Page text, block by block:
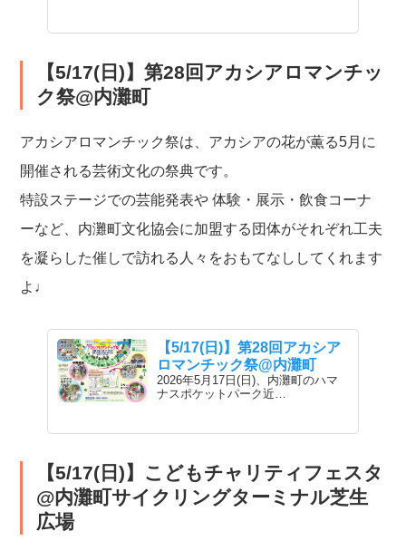
【5/17(日)】第28回アカシアロマンチッ
ク祭@内灘町
アカシアロマンチック祭は、アカシアの花が薫る5月に
開催される芸術文化の祭典です。
特設ステージでの芸能発表や 体験・展示・飲食コーナ
ーなど、内灘町文化協会に加盟する団体がそれぞれ工夫
を凝らした催しで訪れる人々をおもてなししてくれます
よ♩
【5/17(日)】第28回アカシア
ロマンチック祭@内灘町
2026年5月17日(日)、内灘町のハマ
ナスポケットパーク近…
【5/17(日)】こどもチャリティフェスタ
@内灘町サイクリングターミナル芝生
広場